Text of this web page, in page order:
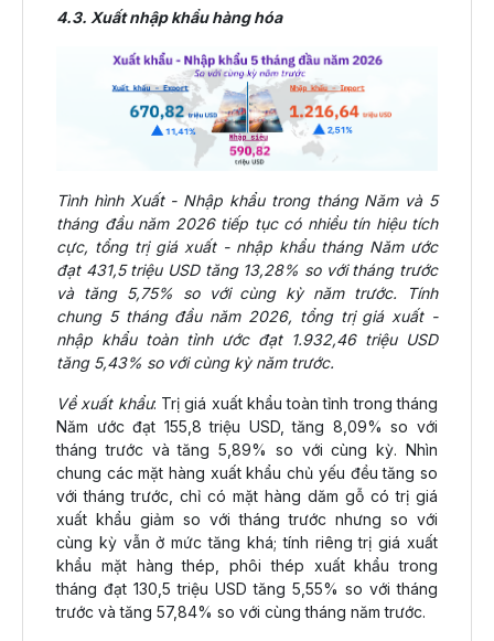
4.3. Xuất nhập khẩu hàng hóa
Tình hình Xuất - Nhập khẩu trong tháng Năm và 5
tháng đầu năm 2026 tiếp tục có nhiều tín hiệu tích
cực, tổng trị giá xuất - nhập khẩu tháng Năm ước
đạt 431,5 triệu USD tăng 13,28% so với tháng trước
và tăng 5,75% so với cùng kỳ năm trước. Tính
chung 5 tháng đầu năm 2026, tổng trị giá xuất -
nhập khẩu toàn tỉnh ước đạt 1.932,46 triệu USD
tăng 5,43% so với cùng kỳ năm trước.
Về xuất khẩu: Trị giá xuất khẩu toàn tỉnh trong tháng
Năm ước đạt 155,8 triệu USD, tăng 8,09% so với
tháng trước và tăng 5,89% so với cùng kỳ. Nhìn
chung các mặt hàng xuất khẩu chủ yếu đều tăng so
với tháng trước, chỉ có mặt hàng dăm gỗ có trị giá
xuất khẩu giảm so với tháng trước nhưng so với
cùng kỳ vẫn ở mức tăng khá; tính riêng trị giá xuất
khẩu mặt hàng thép, phôi thép xuất khẩu trong
tháng đạt 130,5 triệu USD tăng 5,55% so với tháng
trước và tăng 57,84% so với cùng tháng năm trước.